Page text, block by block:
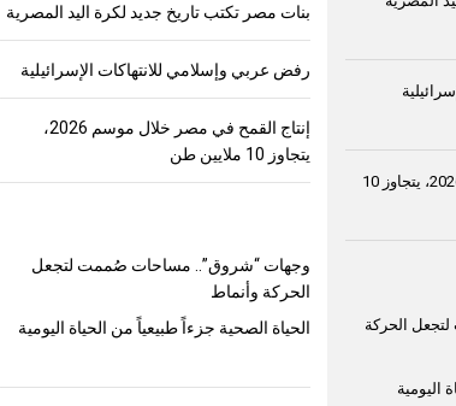
بنات مصر تكتب تاريخ جديد لكرة اليد المصرية
رفض عربي وإسلامي للانتهاكات الإسرائيلية
إنتاج القمح في مصر خلال موسم 2026،
يتجاوز 10 ملايين طن
وجهات “شروق”.. مساحات صُممت لتجعل
الحركة وأنماط
الحياة الصحية جزءاً طبيعياً من الحياة اليومية
إنتاج القمح في مصر خلال موسم 2026، يتجاوز 10
الحركة
اليومية